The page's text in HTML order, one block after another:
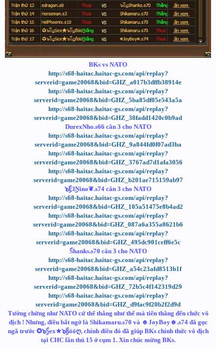
BKs vs NATO
http://s68-haitac.haitac-gs.com/api/replay?
serverid=game20068&bid=GHZ_a017b3dffb38914e
http://s68-haitac.haitac-gs.com/api/replay?
serverid=game20068&bid=GHZ_5ba85df05e543a5a
http://s68-haitac.haitac-gs.com/api/replay?
serverid=game20068&bid=GHZ_38fadd1420c0b9ad
DurexNho.s66 cân 3 cho NATO
http://s68-haitac.haitac-gs.com/api/replay?
serverid=game20068&bid=GHZ_9a844fd0f07ad3ba
http://s68-haitac.haitac-gs.com/api/replay?
serverid=game20068&bid=GHZ_3767ad7d1afa3056
http://s68-haitac.haitac-gs.com/api/replay?
serverid=game20068&bid=GHZ_b201ae715159ab97
๖ۣۜElۣNino❦.s74 cân 3 cho NATO
http://s68-haitac.haitac-gs.com/api/replay?
serverid=game20068&bid=GHZ_105a51475e8b4ad2
http://s68-haitac.haitac-gs.com/api/replay?
serverid=game20068&bid=GHZ_087a6a355a8621b6
http://s68-haitac.haitac-gs.com/api/replay?
serverid=game20068&bid=GHZ_495dc901ceff6e5c
ۜShanks.s70 cân 3 cho NATO
http://s68-haitac.haitac-gs.com/api/replay?
serverid=game20068&bid=GHZ_a54c23afd8513b1f
http://s68-haitac.haitac-gs.com/api/replay?
serverid=game20068&bid=GHZ_72b5c4f142319d29
http://s68-haitac.haitac-gs.com/api/replay?
serverid=game20068&bid=GHZ_d9fac9f20b2f2d9d
Tường chừng như NATO cứ thế thắng như thế mà tiến thằng đến chức vô
địch ! Nhưng, điều bất ngờ là Shikamaru.s70 và ☻JoyBoy☻.s74 đã gục
ngã trước ✪๖ۣۜSex★๖ۣۜßööღ, chính điều đó đã giúp BKs chính thức vô địch
tại CHC lần thú 15 ở cụm 1. Xin chúc mừng BKs.